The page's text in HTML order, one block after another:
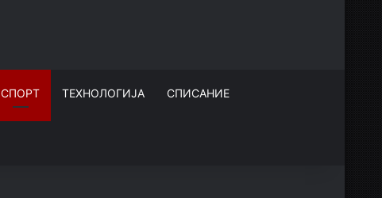
СПОРТ ТЕХНОЛОГИЈА СПИСАНИЕ